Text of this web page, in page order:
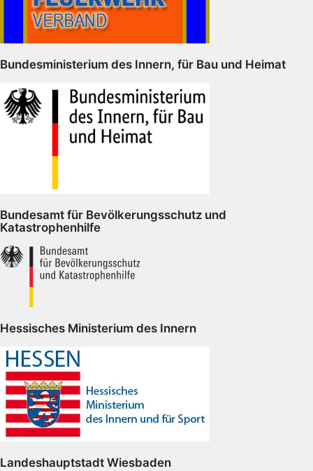
Bundesministerium des Innern, für Bau und Heimat
Bundesamt für Bevölkerungsschutz und
Katastrophenhilfe
Hessisches Ministerium des Innern
Landeshauptstadt Wiesbaden